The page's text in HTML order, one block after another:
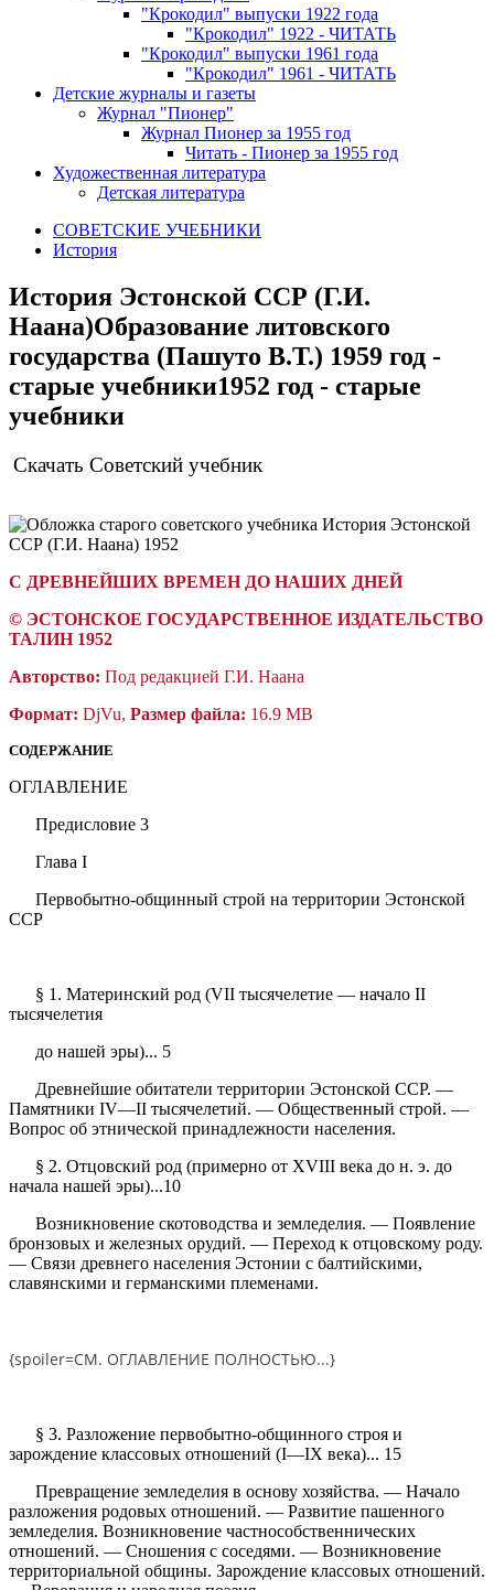
"Крокодил" выпуски 1922 года
"Крокодил" 1922 - ЧИТАТЬ
"Крокодил" выпуски 1961 года
"Крокодил" 1961 - ЧИТАТЬ
Детские журналы и газеты
Журнал "Пионер"
Журнал Пионер за 1955 год
Читать - Пионер за 1955 год
Художественная литература
Детская литература
СОВЕТСКИЕ УЧЕБНИКИ
История
История Эстонской ССР (Г.И.
Наана)Образование литовского
государства (Пашуто В.Т.) 1959 год -
старые учебники1952 год - старые
учебники
Скачать Советский учебник
С ДРЕВНЕЙШИХ ВРЕМЕН ДО НАШИХ ДНЕЙ
© ЭСТОНСКОЕ ГОСУДАРСТВЕННОЕ ИЗДАТЕЛЬСТВО
ТАЛИН 1952
Авторство: Под редакцией Г.И. Наана
Формат: DjVu, Размер файла: 16.9 MB
СОДЕРЖАНИЕ
ОГЛАВЛЕНИЕ
Предисловие 3
Глава I
Первобытно-общинный строй на территории Эстонской
ССР
§ 1. Материнский род (VII тысячелетие — начало II
тысячелетия
до нашей эры)... 5
Древнейшие обитатели территории Эстонской ССР. —
Памятники IV—II тысячелетий. — Общественный строй. —
Вопрос об этнической принадлежности населения.
§ 2. Отцовский род (примерно от XVIII века до н. э. до
начала нашей эры)...10
Возникновение скотоводства и земледелия. — Появление
бронзовых и железных орудий. — Переход к отцовскому роду.
— Связи древнего населения Эстонии с балтийскими,
славянскими и германскими племенами.
{spoiler=СМ. ОГЛАВЛЕНИЕ ПОЛНОСТЬЮ...}
§ 3. Разложение первобытно-общинного строя и
зарождение классовых отношений (I—IX века)... 15
Превращение земледелия в основу хозяйства. — Начало
разложения родовых отношений. — Развитие пашенного
земледелия. Возникновение частнособственнических
отношений. — Сношения с соседями. — Возникновение
территориальной общины. Зарождение классовых отношений.